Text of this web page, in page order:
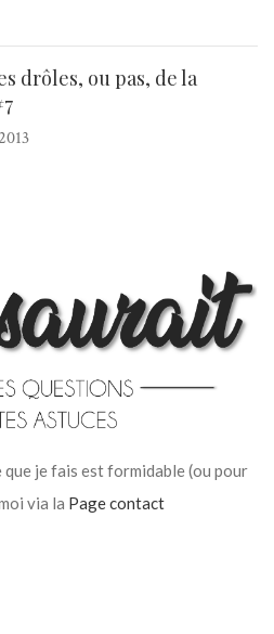
drôles, ou pas, de la
que je fais est formidable (ou pour
via la Page contact